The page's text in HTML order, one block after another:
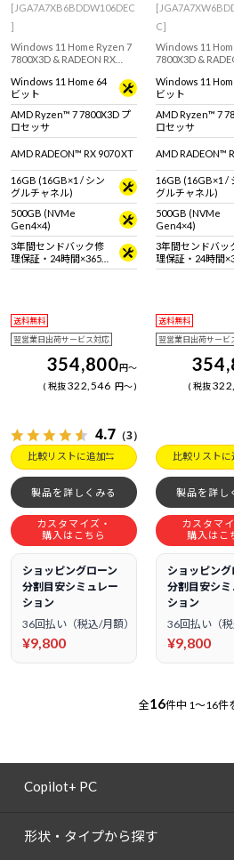
[JGA7A7XB6BDDW106DEC
]
Windows 11 Home Ryzen 7
7800X3D & RADEON RX
タワー型ゲーミングデスク
トップPC。『Minecraft:
Java & Bedrock Edition for
PC』付属。※モニタ・マウ
ス・キーボードは別売りで
Windows 11 Home 64
ビット
AMD Ryzen™ 7 7800X3D プ
ロセッサ
AMD RADEON™ RX 9070 XT
16GB (16GB×1 / シン
グルチャネル)
500GB (NVMe
Gen4×4)
3年間センドバック修
理保証・24時間×365
日電話サポート
送料無料
翌営業日出荷サービス対応
354,800円～
税抜322,546 円～
4.7 （3）
比較リストに追加
製品を詳しくみる
カスタマイズ・
購入はこちら
ショッピングローン
分割目安シミュレー
ション
36回払い（税込/月額）
¥9,800
C]
Windows 11
7800X3D &
タワー型ゲーミ
トップPC。『
Java & Bedrock
PC』付属。※モ
ス・キーボードは
Windows 11
ビット
AMD Ryzen™ 7
ロセッサ
AMD RADEON™
16GB (16GB×1 /
グルチャネル)
500GB (NVMe
Gen4×4)
3年間センドバッ
理保証・24時間
日電話サポート
送料無料
翌営業日出荷サービ
税抜
比較リストに
製品を詳し
カスタマイ
購入はこ
ショッピング
分割目安シミ
ション
36回払い（税
¥9,800
全16件中 1～16件
Copilot+ PC
形状・タイプから探す